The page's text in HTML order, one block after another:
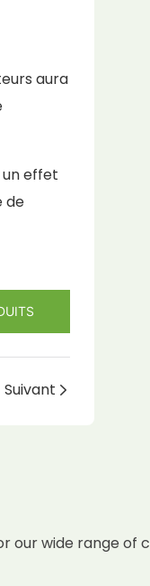
aura
effet
de
Suivant
our wide range of